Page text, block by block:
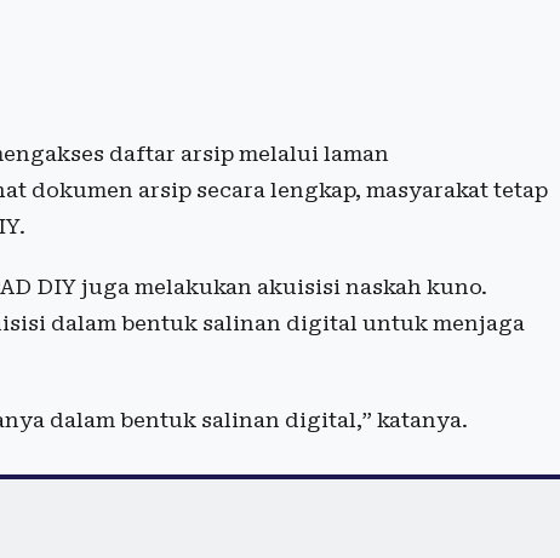
daftar arsip melalui laman
dokumen arsip secara lengkap, masyarakat tetap
DIY juga melakukan akuisisi naskah kuno.
dalam bentuk salinan digital untuk menjaga
dalam bentuk salinan digital,” katanya.